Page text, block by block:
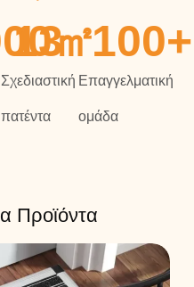
㎡
Σχεδιαστική
πατέντα
13
Επαγγελματική
ομάδα
100+
Προϊόντα